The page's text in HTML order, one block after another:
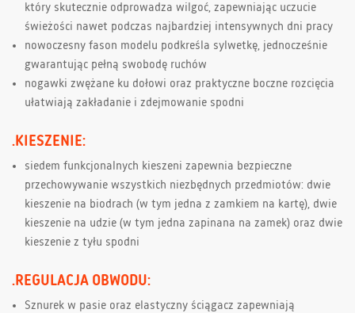
który skutecznie odprowadza wilgoć, zapewniając uczucie
świeżości nawet podczas najbardziej intensywnych dni pracy
nowoczesny fason modelu podkreśla sylwetkę, jednocześnie
gwarantując pełną swobodę ruchów
nogawki zwężane ku dołowi oraz praktyczne boczne rozcięcia
ułatwiają zakładanie i zdejmowanie spodni
.KIESZENIE:
siedem funkcjonalnych kieszeni zapewnia bezpieczne
przechowywanie wszystkich niezbędnych przedmiotów: dwie
kieszenie na biodrach (w tym jedna z zamkiem na kartę), dwie
kieszenie na udzie (w tym jedna zapinana na zamek) oraz dwie
kieszenie z tyłu spodni
.REGULACJA OBWODU:
Sznurek w pasie oraz elastyczny ściągacz zapewniają